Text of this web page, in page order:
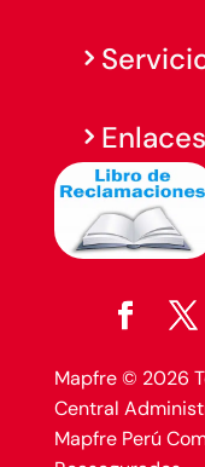
Mapfre © 2026
Central
Mapfre Perú